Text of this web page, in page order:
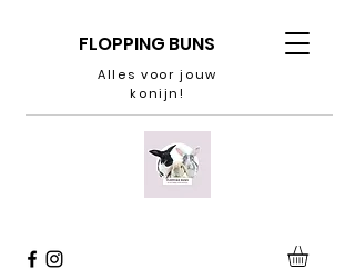
FLOPPING BUNS
Alles voor jouw
konijn!